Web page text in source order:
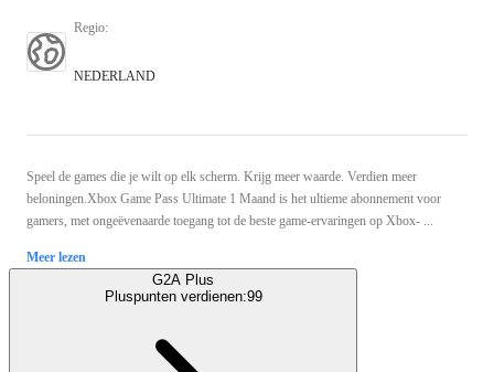
Regio:
NEDERLAND
Speel de games die je wilt op elk scherm. Krijg meer waarde. Verdien meer
beloningen.Xbox Game Pass Ultimate 1 Maand is het ultieme abonnement voor
gamers, met ongeëvenaarde toegang tot de beste game-ervaringen op Xbox- ...
Meer lezen
G2A Plus
Pluspunten verdienen:99